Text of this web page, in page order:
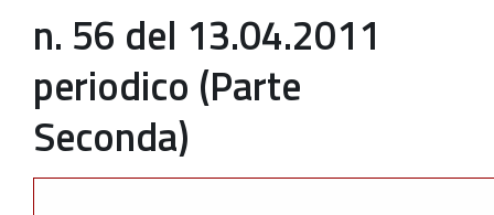
n. 56 del 13.04.2011
periodico (Parte
Seconda)